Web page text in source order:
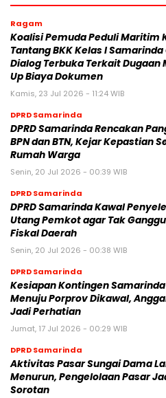
Ragam
Koalisi Pemuda Peduli Maritim
Tantang BKK Kelas I Samarinda
Dialog Terbuka Terkait Dugaan
Up Biaya Dokumen
Kamis, 23 Jul 2026 - 11:24 WIB
DPRD Samarinda
DPRD Samarinda Rencakan
BPN dan BTN, Kejar Kepastian
Rumah Warga
Senin, 20 Jul 2026 - 00:39 WIB
DPRD Samarinda
DPRD Samarinda Kawal
Utang Pemkot agar Tak
Fiskal Daerah
Senin, 20 Jul 2026 - 00:38 WIB
DPRD Samarinda
Kesiapan Kontingen Samarinda
Menuju Porprov Dikawal,
Jadi Perhatian
Jumat, 17 Jul 2026 - 00:29 WIB
DPRD Samarinda
Aktivitas Pasar Sungai Dama
Menurun, Pengelolaan Pasar
Sorotan